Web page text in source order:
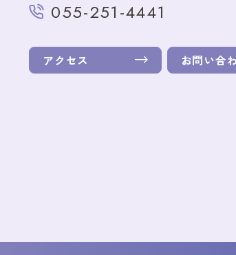
055-251-4441
アクセス お問い合